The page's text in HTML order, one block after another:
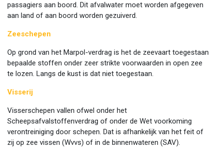
passagiers aan boord. Dit afvalwater moet worden afgegeven
aan land of aan boord worden gezuiverd.
Zeeschepen
Op grond van het Marpol-verdrag is het de zeevaart toegestaan
bepaalde stoffen onder zeer strikte voorwaarden in open zee
te lozen. Langs de kust is dat niet toegestaan.
Visserij
Visserschepen vallen ofwel onder het
Scheepsafvalstoffenverdrag of onder de Wet voorkoming
verontreiniging door schepen. Dat is afhankelijk van het feit of
zij op zee vissen (Wvvs) of in de binnenwateren (SAV).